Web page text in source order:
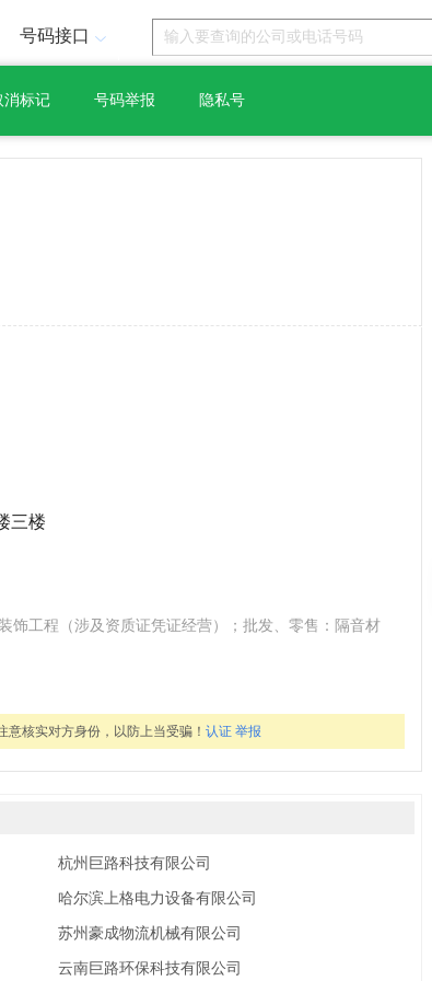
号码接口
消标记 号码举报 隐私号
三楼
饰工程（涉及资质证凭证经营）；批发、零售：隔音材
核实对方身份，以防上当受骗！ 认证 举报
杭州巨路科技有限公司
哈尔滨上格电力设备有限公司
苏州豪成物流机械有限公司
云南巨路环保科技有限公司